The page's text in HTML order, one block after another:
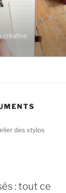
créative
des stylos
: tout ce